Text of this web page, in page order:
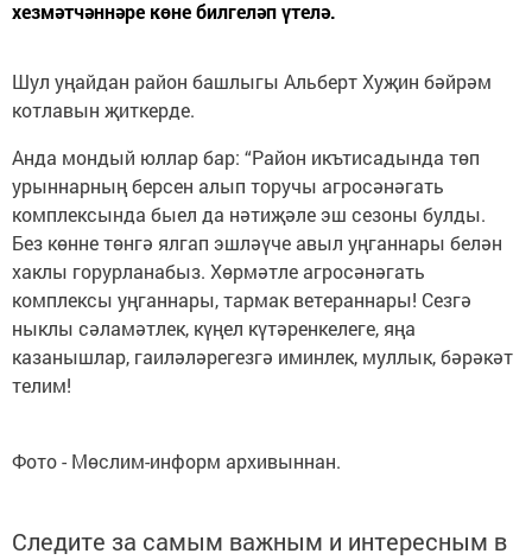
хезмәтчәннәре көне билгеләп үтелә.
Шул уңайдан район башлыгы Альберт Хуҗин бәйрәм
котлавын җиткерде.
Анда мондый юллар бар: “Район икътисадында төп
урыннарның берсен алып торучы агросәнәгать
комплексында быел да нәтиҗәле эш сезоны булды.
Без көнне төнгә ялгап эшләүче авыл уңганнары белән
хаклы горурланабыз. Хөрмәтле агросәнәгать
комплексы уңганнары, тармак ветераннары! Сезгә
ныклы сәламәтлек, күңел күтәренкелеге, яңа
казанышлар, гаиләләрегезгә иминлек, муллык, бәрәкәт
телим!
Фото - Мөслим-информ архивыннан.
Следите за самым важным и интересным в